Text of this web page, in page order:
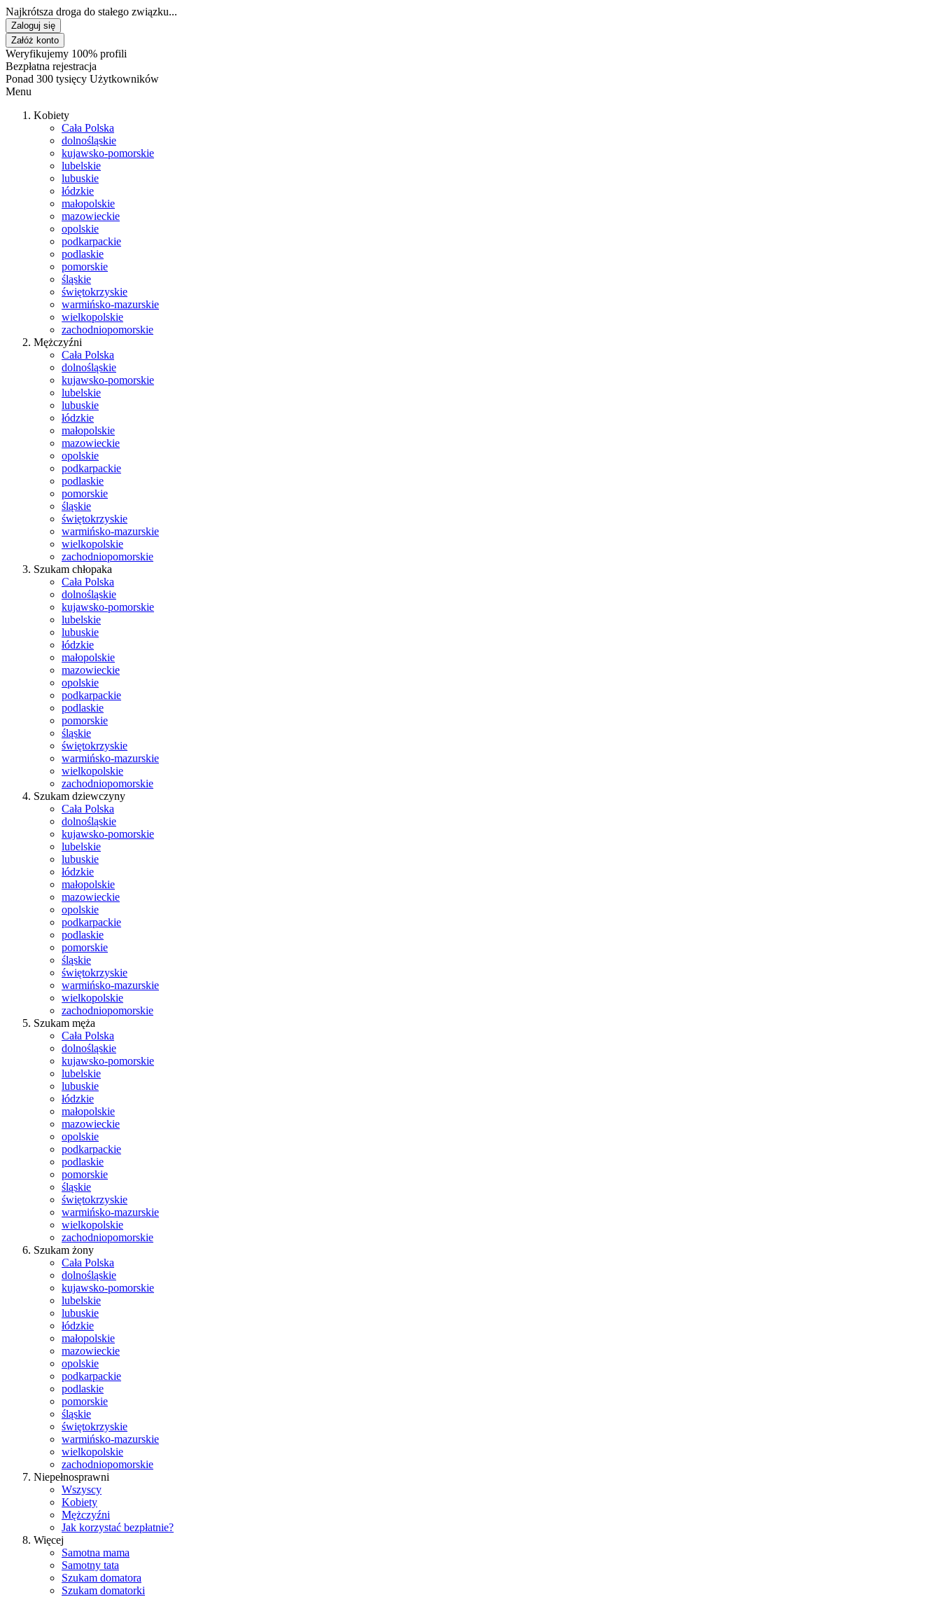
Najkrótsza droga do stałego związku...
Zaloguj się
Załóż konto
Weryfikujemy 100% profili
Bezpłatna rejestracja
Ponad 300 tysięcy Użytkowników
Menu
Kobiety
Cała Polska
dolnośląskie
kujawsko-pomorskie
lubelskie
lubuskie
łódzkie
małopolskie
mazowieckie
opolskie
podkarpackie
podlaskie
pomorskie
śląskie
świętokrzyskie
warmińsko-mazurskie
wielkopolskie
zachodniopomorskie
Mężczyźni
Cała Polska
dolnośląskie
kujawsko-pomorskie
lubelskie
lubuskie
łódzkie
małopolskie
mazowieckie
opolskie
podkarpackie
podlaskie
pomorskie
śląskie
świętokrzyskie
warmińsko-mazurskie
wielkopolskie
zachodniopomorskie
Szukam chłopaka
Cała Polska
dolnośląskie
kujawsko-pomorskie
lubelskie
lubuskie
łódzkie
małopolskie
mazowieckie
opolskie
podkarpackie
podlaskie
pomorskie
śląskie
świętokrzyskie
warmińsko-mazurskie
wielkopolskie
zachodniopomorskie
Szukam dziewczyny
Cała Polska
dolnośląskie
kujawsko-pomorskie
lubelskie
lubuskie
łódzkie
małopolskie
mazowieckie
opolskie
podkarpackie
podlaskie
pomorskie
śląskie
świętokrzyskie
warmińsko-mazurskie
wielkopolskie
zachodniopomorskie
Szukam męża
Cała Polska
dolnośląskie
kujawsko-pomorskie
lubelskie
lubuskie
łódzkie
małopolskie
mazowieckie
opolskie
podkarpackie
podlaskie
pomorskie
śląskie
świętokrzyskie
warmińsko-mazurskie
wielkopolskie
zachodniopomorskie
Szukam żony
Cała Polska
dolnośląskie
kujawsko-pomorskie
lubelskie
lubuskie
łódzkie
małopolskie
mazowieckie
opolskie
podkarpackie
podlaskie
pomorskie
śląskie
świętokrzyskie
warmińsko-mazurskie
wielkopolskie
zachodniopomorskie
Niepełnosprawni
Wszyscy
Kobiety
Mężczyźni
Jak korzystać bezpłatnie?
Więcej
Samotna mama
Samotny tata
Szukam domatora
Szukam domatorki